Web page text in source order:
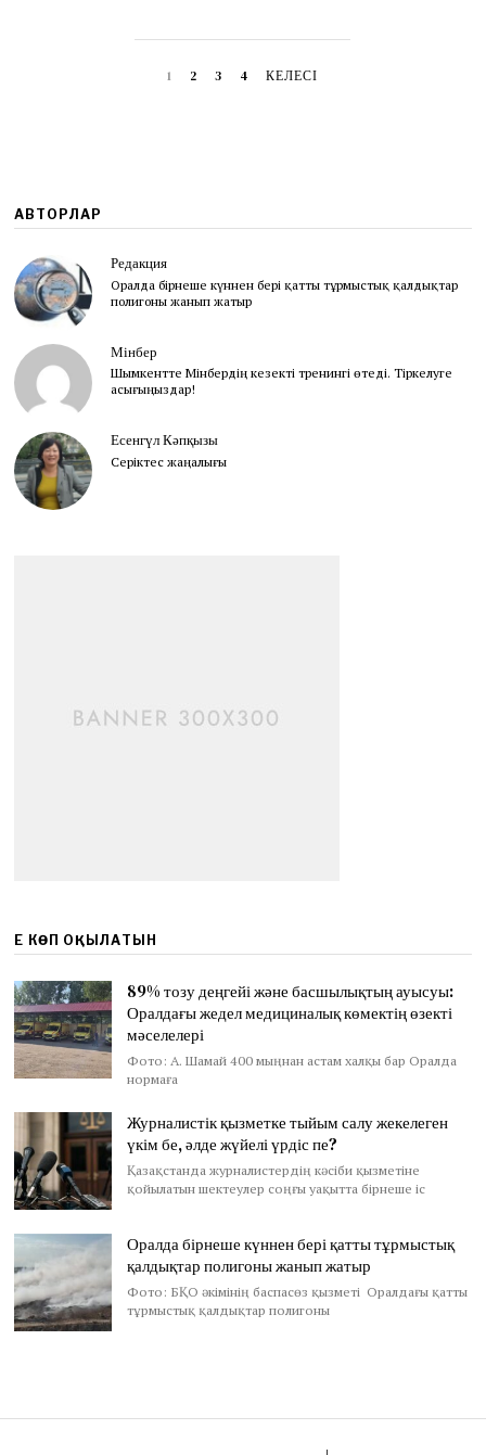
1 2 3 4 КЕЛЕСІ
АВТОРЛАР
Редакция
Оралда бірнеше күннен бері қатты тұрмыстық қалдықтар
полигоны жанып жатыр
Мінбер
Шымкентте Мінбердің кезекті тренингі өтеді. Тіркелуге
асығыңыздар!
Есенгүл Кәпқызы
Серіктес жаңалығы
ЕҢ КӨП ОҚЫЛАТЫН
89% тозу деңгейі және басшылықтың ауысуы:
Оралдағы жедел медициналық көмектің өзекті
мәселелері
Фото: А. Шамай 400 мыңнан астам халқы бар Оралда
нормаға
Журналистік қызметке тыйым салу жекелеген
үкім бе, әлде жүйелі үрдіс пе?
Қазақстанда журналистердің кәсіби қызметіне
қойылатын шектеулер соңғы уақытта бірнеше іс
Оралда бірнеше күннен бері қатты тұрмыстық
қалдықтар полигоны жанып жатыр
Фото: БҚО әкімінің баспасөз қызметі Оралдағы қатты
тұрмыстық қалдықтар полигоны